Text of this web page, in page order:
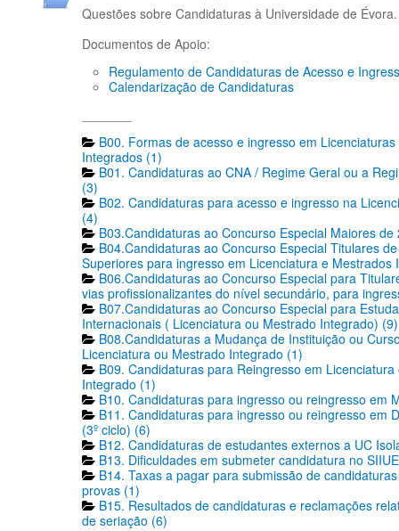
Questões sobre Candidaturas à Universidade de Évora.
Documentos de Apoio:
Regulamento de Candidaturas de Acesso e
Calendarização de Candidaturas
B00. Formas de acesso e ingresso em
Integrados (1)
B01. Candidaturas ao CNA / Regime Geral ou a
(3)
B02. Candidaturas para acesso e ingresso na
(4)
B03.Candidaturas ao Concurso Especial Maiores de
B04.Candidaturas ao Concurso Especial Titulares
Superiores para ingresso em Licenciatura e Mestrados
B06.Candidaturas ao Concurso Especial para
vias profissionalizantes do nível secundário, para
B07.Candidaturas ao Concurso Especial para
Internacionais ( Licenciatura ou Mestrado Integrado) (9)
B08.Candidaturas a Mudança de Instituição ou
Licenciatura ou Mestrado Integrado (1)
B09. Candidaturas para Reingresso em
Integrado (1)
B10. Candidaturas para ingresso ou reingresso em
B11. Candidaturas para ingresso ou reingresso em
(3º ciclo) (6)
B12. Candidaturas de estudantes externos a UC
B13. Dificuldades em submeter candidatura no
B14. Taxas a pagar para submissão de
provas (1)
B15. Resultados de candidaturas e reclamações
de seriação (6)